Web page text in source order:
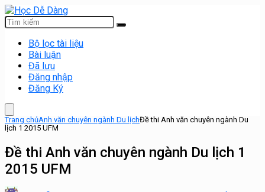
Bộ lọc tài liệu
Bài luận
Đã lưu
Đăng nhập
Đăng Ký
Trang chủAnh văn chuyên ngành Du lịchĐề thi Anh văn chuyên ngành Du
lịch 1 2015 UFM
Đề thi Anh văn chuyên ngành Du lịch 1
2015 UFM